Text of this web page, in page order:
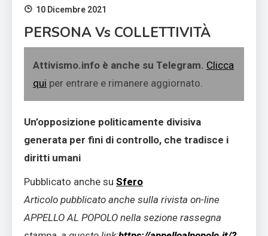
10 Dicembre 2021
PERSONA Vs COLLETTIVITÀ
Attivismo.info è anche su Telegram. Clicca
qui per entrare e rimanere aggiornato.
Un’opposizione politicamente divisiva
generata per fini di controllo, che tradisce i
diritti umani
Pubblicato anche su Sfero
Articolo pubblicato anche sulla rivista on-line
APPELLO AL POPOLO nella sezione rassegna